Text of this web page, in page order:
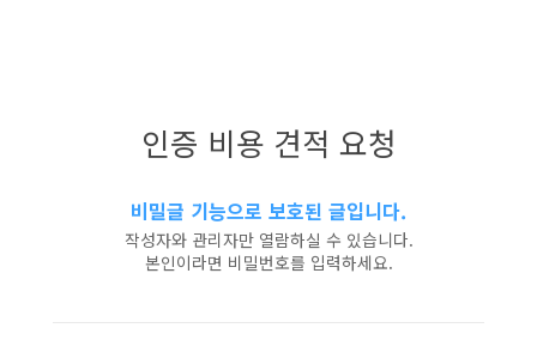
인증 비용 견적 요청
비밀글 기능으로 보호된 글입니다.
작성자와 관리자만 열람하실 수 있습니다.
본인이라면 비밀번호를 입력하세요.